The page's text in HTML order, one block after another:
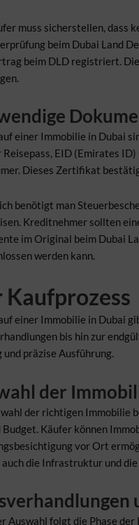
muss sicherstellen, dass
beim Dubai Land
beim DLD registriert.
einer Immobilie in Dubai
EID (Emirates
Dieses Zertifikat
benötigt man
Kreditnehmer sollten
im Original beim Dubai
werden kann.
Kaufprozess
einer Immobilie in Dubai
bis hin zur
und präzise Ausführung.
der
der richtigen Immobilie
Budget. Käufer können
vor Ort
auch die Infrastruktur und
Auswahl folgt die Phase